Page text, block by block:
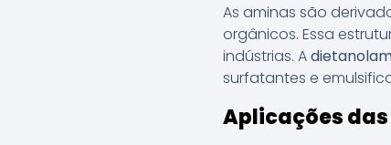
As aminas são
orgânicos. Essa
indústrias. A
surfatantes e
Aplicações